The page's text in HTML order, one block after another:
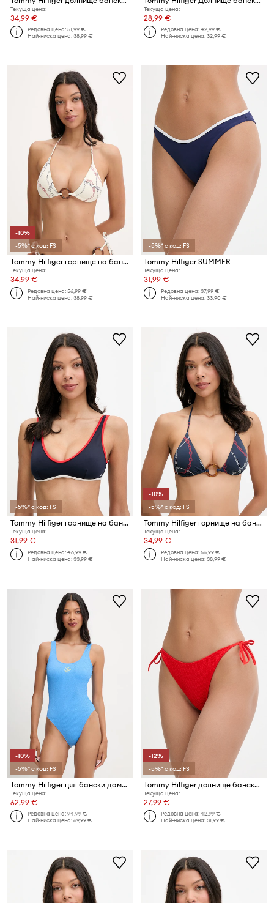
Текуща цена:
34,99 €
Редовна цена:51,99 €
Най-ниска цена:38,99 €
Текуща цена:
28,99 €
Редовна цена:42,99 €
Най-ниска цена:32,99 €
-10%
-5%* с код: FS
Tommy Hilfiger горнище на бански дамско
Текуща цена:
34,99 €
Редовна цена:56,99 €
Най-ниска цена:38,99 €
-5%* с код: FS
Tommy Hilfiger SUMMER
Текуща цена:
31,99 €
Редовна цена:37,99 €
Най-ниска цена:33,90 €
-5%* с код: FS
Tommy Hilfiger горнище на бански дамско
Текуща цена:
31,99 €
Редовна цена:46,99 €
Най-ниска цена:33,99 €
-10%
-5%* с код: FS
Tommy Hilfiger горнище на бански дамско
Текуща цена:
34,99 €
Редовна цена:56,99 €
Най-ниска цена:38,99 €
-10%
-5%* с код: FS
Tommy Hilfiger цял бански дамски
Текуща цена:
62,99 €
Редовна цена:94,99 €
Най-ниска цена:69,99 €
-12%
-5%* с код: FS
Tommy Hilfiger долнище бански дамски
Текуща цена:
27,99 €
Редовна цена:42,99 €
Най-ниска цена:31,99 €